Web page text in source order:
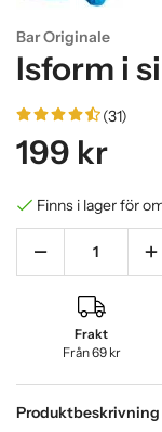
Bar Originale
Isform i
(31)
199 kr
Finns i lager för
Frakt
Från 69 kr
Produktbeskrivning